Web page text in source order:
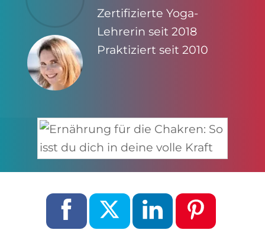
Zertifizierte Yoga-
Lehrerin seit 2018
Praktiziert seit 2010